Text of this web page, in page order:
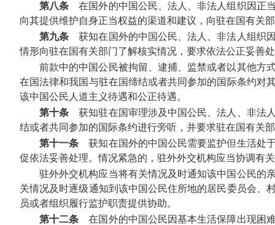
第八条 在国外的中国公民、法人、非法人组织因正
向其提供维护自身正当权益的渠道和建议，向驻在国有关
第九条 获知在国外的中国公民、法人、非法人组织
情形向驻在国有关部门了解核实情况，要求依法公正妥善
前款中的中国公民被拘留、逮捕、监禁或者以其他方
在国法律和我国与驻在国缔结或者共同参加的国际条约对
该中国公民人道主义待遇和公正待遇。
第十条 获知驻在国审理涉及中国公民、法人、非法
结或者共同参加的国际条约进行旁听，并要求驻在国有关
第十一条 获知在国外的中国公民需要监护但生活处
促依法妥善处理。情况紧急的，驻外外交机构应当协调有
驻外外交机构应当将有关情况及时通知该中国公民的
关情况及时逐级通知到该中国公民住所地的居民委员会、
员或者组织履行监护职责提供协助。
第十二条 在国外的中国公民因基本生活保障出现困